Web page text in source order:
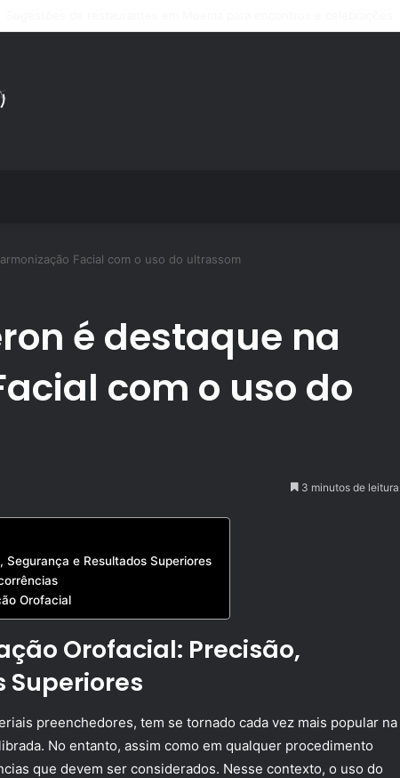
Facial com o uso do ultrassom
é destaque na
com o uso do
3 minutos de leitura
e Resultados Superiores
Orofacial
Orofacial: Precisão,
Superiores
preenchedores, tem se tornado cada vez mais popular na
No entanto, assim como em qualquer procedimento
que devem ser considerados. Nesse contexto, o uso do